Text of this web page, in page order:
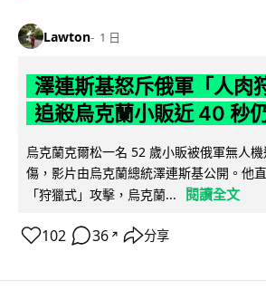
Lawton 1 日
澤連斯基怒斥俄軍「人肉
追殺烏克蘭小販近 40 秒
烏克蘭克爾松一名 52 歲小販被俄軍無人
傷，影片由烏克蘭總統澤連斯基公開。他
「狩獵式」攻擊，烏克蘭...
閱讀全文
102 36 ↗ 分享